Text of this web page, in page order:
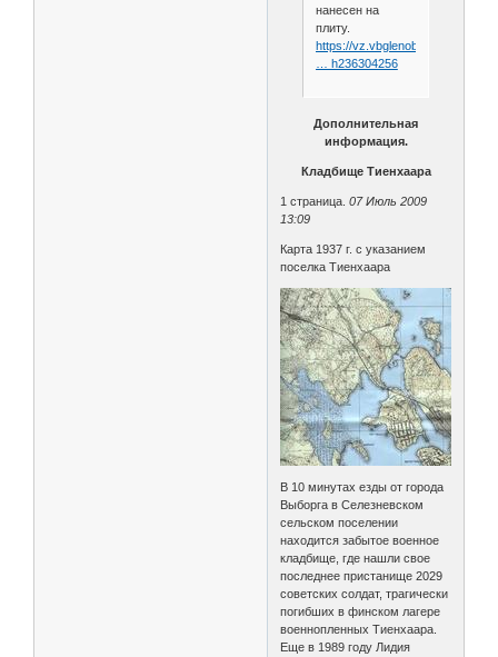
нанесен на
плиту.
https://vz.vbglenobl.ru/content/
… h236304256
Дополнительная
информация.
Кладбище Тиенхаара
1 страница. 07 Июль 2009
13:09
Карта 1937 г. с указанием
поселка Тиенхаара
В 10 минутах езды от города
Выборга в Селезневском
сельском поселении
находится забытое военное
кладбище, где нашли свое
последнее пристанище 2029
советских солдат, трагически
погибших в финском лагере
военнопленных Тиенхаара.
Еще в 1989 году Лидия